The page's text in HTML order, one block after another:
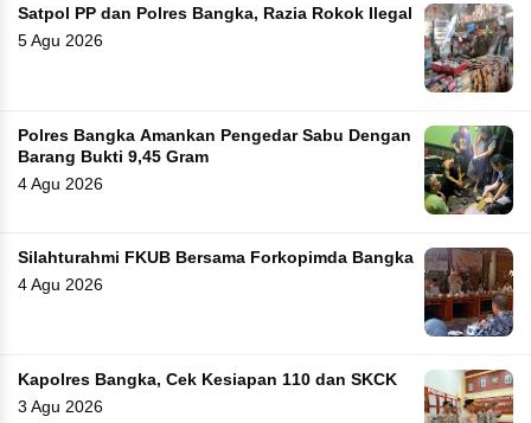
Satpol PP dan Polres Bangka, Razia Rokok Ilegal
5 Agu 2026
Polres Bangka Amankan Pengedar Sabu Dengan
Barang Bukti 9,45 Gram
4 Agu 2026
Silahturahmi FKUB Bersama Forkopimda Bangka
4 Agu 2026
Kapolres Bangka, Cek Kesiapan 110 dan SKCK
3 Agu 2026